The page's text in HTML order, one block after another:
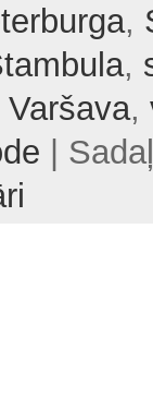
,
,
Varšava,
|